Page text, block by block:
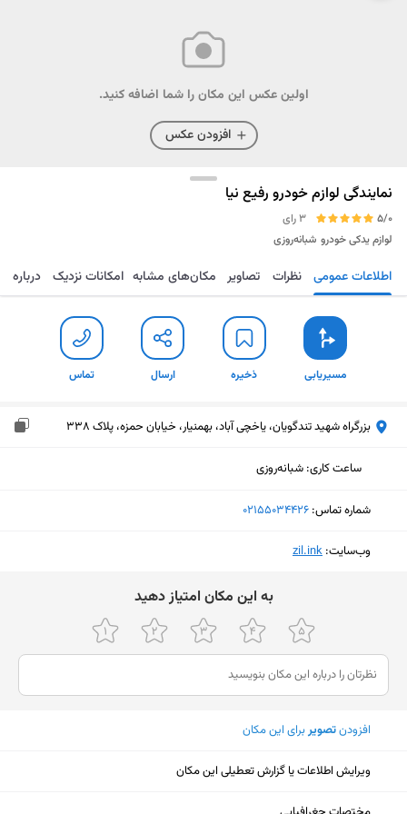
اولین عکس این مکان را شما اضافه کنید.
افزودن عکس
نمایندگی لوازم خودرو رفیع نیا
5/0
3 رای
لوازم یدکی خودرو شبانه‌روزی
مسیریابی ذخیره ارسال تماس اطلاعات عمومی نظرات تصاویر مکان‌های مشابه امکانات نزدیک درباره
مسیریابی ذخیره ارسال تماس
بزرگراه شهید تندگویان، یاخچی آباد، بهمنیار، خیابان حمزه، پلاک ۳۳۸
ساعت کاری: شبانه‌روزی
شماره تماس: ‎02155034426
وب‌سایت: ‎zil.ink
ﺑﻪ اﯾﻦ ﻣﮑﺎن اﻣﺘﯿﺎز دﻫﯿﺪ
افزودنتصویربرای این مکان
ویرایش اطلاعات یا گزارش تعطیلی این مکان